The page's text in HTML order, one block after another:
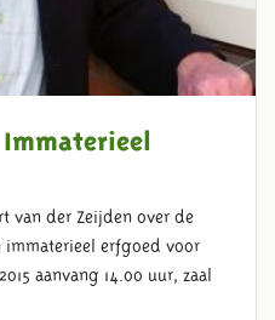
van der Zeijden over de
immaterieel erfgoed voor
aanvang 14.00 uur, zaal